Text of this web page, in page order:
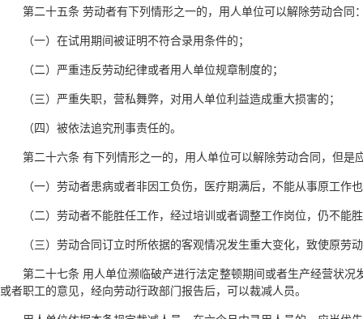
第二十五条 劳动者有下列情形之一的，用人单位可以解除劳动合同
（一）在试用期间被证明不符合录用条件的；
（二）严重违反劳动纪律或者用人单位规章制度的；
（三）严重失职，营私舞弊，对用人单位利益造成重大损害的；
（四）被依法追究刑事责任的。
第二十六条 有下列情形之一的，用人单位可以解除劳动合同，但是
（一）劳动者患病或者非因工负伤，医疗期满后，不能从事原工作
（二）劳动者不能胜任工作，经过培训或者调整工作岗位，仍不能
（三）劳动合同订立时所依据的客观情况发生重大变化，致使原
第二十七条 用人单位濒临破产进行法定整顿期间或者生产经营状
或者职工的意见，经向劳动行政部门报告后，可以裁减人员。